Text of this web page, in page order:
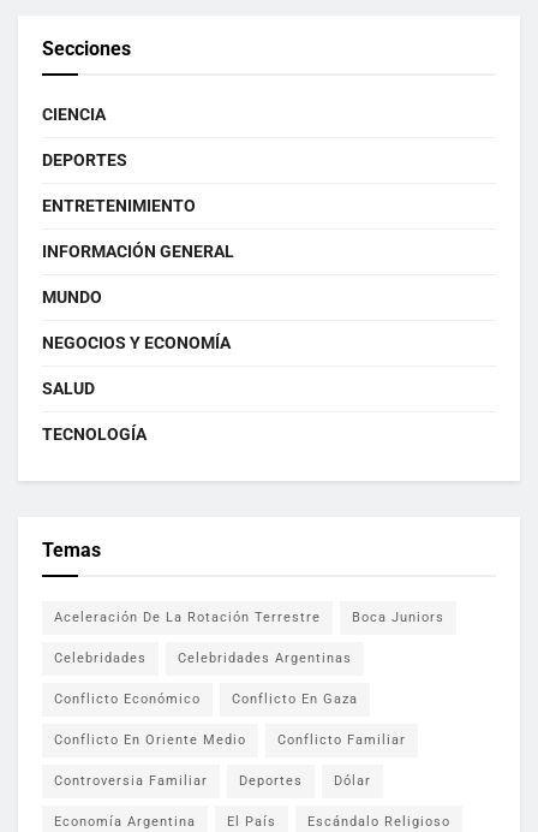
Secciones
CIENCIA
DEPORTES
ENTRETENIMIENTO
INFORMACIÓN GENERAL
MUNDO
NEGOCIOS Y ECONOMÍA
SALUD
TECNOLOGÍA
Temas
Aceleración De La Rotación Terrestre Boca Juniors
Celebridades Celebridades Argentinas
Conflicto Económico Conflicto En Gaza
Conflicto En Oriente Medio Conflicto Familiar
Controversia Familiar Deportes Dólar
Economía Argentina El País Escándalo Religioso